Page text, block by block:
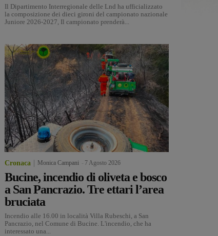
Il Dipartimento Interregionale delle Lnd ha ufficializzato
la composizione dei dieci gironi del campionato nazionale
Juniore 2026-2027, Il campionato prenderà...
Cronaca Monica Campani 7 Agosto 2026
Bucine, incendio di oliveta e bosco
a San Pancrazio. Tre ettari l’area
bruciata
Incendio alle 16.00 in località Villa Rubeschi, a San
Pancrazio, nel Comune di Bucine. L'incendio, che ha
interessato una...